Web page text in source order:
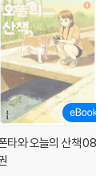
타와 오늘의 산책 08